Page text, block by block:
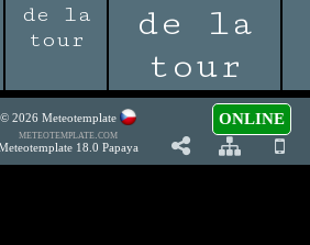
de la
tour
de la
tour
© 2026 Meteotemplate
meteotemplate.com
18.0 Papaya
ONLINE